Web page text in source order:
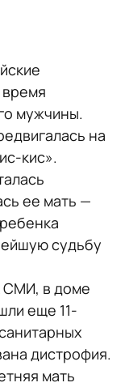
мужчины.
на
кис».
ее мать —
судьбу
СМИ, в доме
еще 11-
дистрофия.
мать